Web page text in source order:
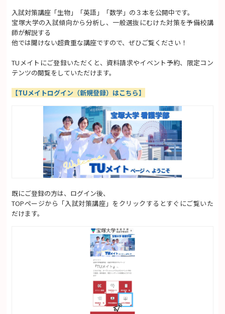
入試対策講座「生物」「英語」「数学」の３本を公開中です。
宝塚大学の入試傾向から分析し、一般選抜にむけた対策を予備校講
師が解説する
他では聞けない超貴重な講座ですので、ぜひご覧ください！
TUメイトにご登録いただくと、資料請求やイベント予約、限定コン
テンツの閲覧をしていただけます。
【TUメイトログイン（新規登録）はこちら】
既にご登録の方は、ログイン後、
TOPページから「入試対策講座」をクリックするとすぐにご覧いた
だけます。